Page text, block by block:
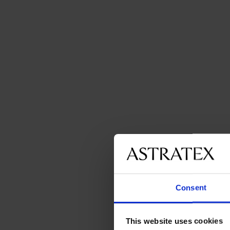
Consent
This website uses cookies